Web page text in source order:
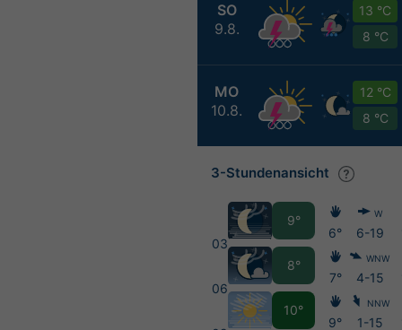
SO
9.8.
13 °C
8 °C
MO
10.8.
12 °C
8 °C
3-Stundenansicht
03
06
9°
8°
10°
6°
7°
9°
W
6-19
WNW
4-15
NNW
1-15